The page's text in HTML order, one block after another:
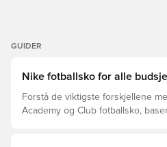
GUIDER
Nike fotballsko for alle
Forstå de viktigste forskjellene
Academy og Club fotballsko,